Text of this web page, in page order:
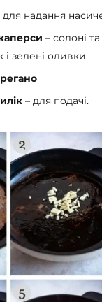
для надання
– солоні
і зелені оливки.
– для подачі.